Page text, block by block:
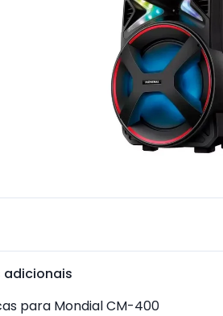
adicionais
para Mondial CM-400